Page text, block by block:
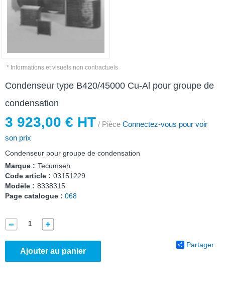
* Informations et visuels non contractuels
Condenseur type B420/45000 Cu-Al pour groupe de
condensation
3 923,00 € HT / Pièce Connectez-vous pour voir
son prix
Condenseur pour groupe de condensation
Marque : Tecumseh
Code article : 03151229
Modèle : 8338315
Page catalogue : 068
Ajouter au panier
Partager